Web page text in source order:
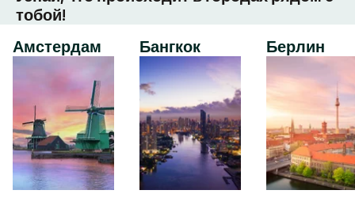
тобой!
Амстердам
Бангкок Берлин